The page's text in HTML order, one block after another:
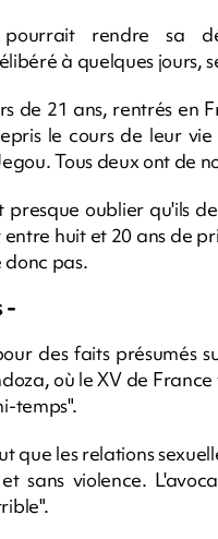
rendre sa
à quelques jours,
de 21 ans, rentrés en
le cours de leur
Tous deux ont de
oublier qu'ils
huit et 20 ans de
donc pas.
-
des faits présumés
où le XV de
temps".
que les relations
sans violence.